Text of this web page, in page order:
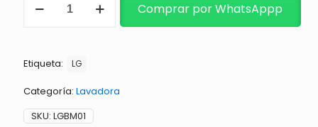
Comprar por WhatsAppp
Etiqueta: LG
Categoría: Lavadora
SKU: LGBM01